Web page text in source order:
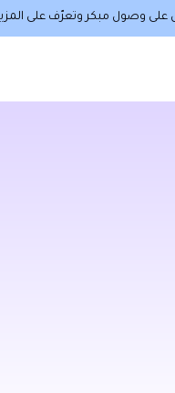
على وصول مبكر وتعرّف على